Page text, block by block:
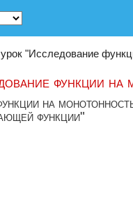
"Исследование
функции на
на
функции"